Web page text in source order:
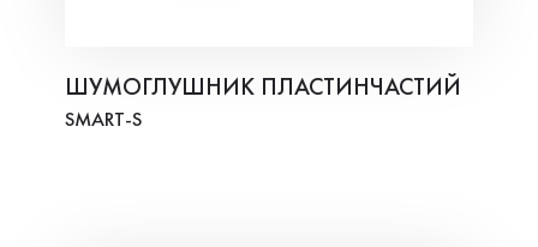
ШУМОГЛУШНИК ПЛАСТИНЧАСТИЙ
SMART-S